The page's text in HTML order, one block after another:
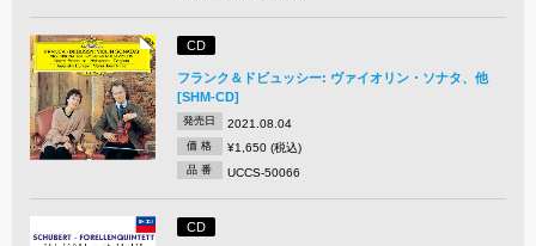
CD
フランク＆ドビュッシー: ヴァイオリン・ソナタ、他
[SHM-CD]
発売日 2021.08.04
価 格 ¥1,650 (税込)
品 番 UCCS-50066
CD